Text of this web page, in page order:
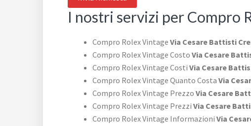
I nostri servizi per Compro
Compro Rolex Vintage Via Cesare Battisti
Compro Rolex Vintage Costo Via Cesare
Compro Rolex Vintage Costi Via Cesare
Compro Rolex Vintage Quanto Costa Via
Compro Rolex Vintage Prezzo Via Cesare
Compro Rolex Vintage Prezzi Via Cesare
Compro Rolex Vintage Informazioni Via